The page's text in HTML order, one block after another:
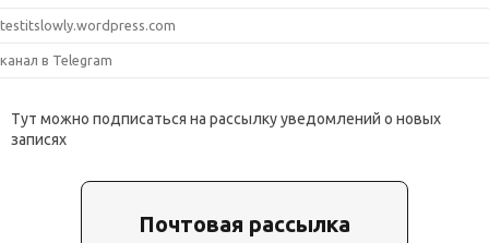
testitslowly.wordpress.com
канал в Telegram
Тут можно подписаться на рассылку уведомлений о новых
записях
Почтовая рассылка